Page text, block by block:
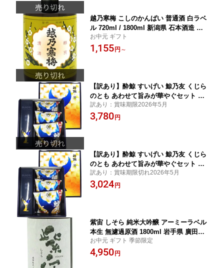
越乃寒梅 こしのかんばい 普通酒 白ラベ
ル 720ml / 1800ml 新潟県 石本酒造 日
本酒 コンビニ受取対応商品 あす楽 お酒
お中元 プレゼント
お中元 ギフト
1,155 円 ～
【訳あり】酔鯨 すいげい 鯨乃友 くじら
のとも あわせて旨みが華やぐセット 純
米吟醸 720ml × ペアリング専用ポテト
60g 3袋 専用箱入り 高知県 酔鯨酒造 日
訳あり：賞味期限2026年5月
3,780 円
【訳あり】酔鯨 すいげい 鯨乃友 くじら
のとも あわせて旨みが華やぐセット 純
米吟醸 720ml × ペアリング専用ポテト
60g 3袋 専用箱入り 高知県 酔鯨酒造 日
訳あり：賞味期限切れ2026年5月
3,024 円
紫宙 しそら 純米大吟醸 アーミーラベル
本生 無濾過原酒 1800ml 岩手県 廣田酒
造店 日本酒 クール便 あす楽 お酒 お中
元 プレゼント
お中元 ギフト 季節限定
4,950 円